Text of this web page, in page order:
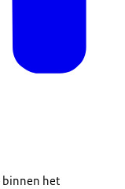
binnen het